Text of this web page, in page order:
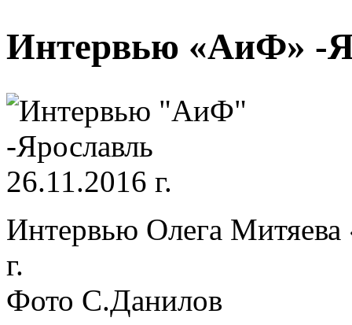
Интервью «АиФ» -
Интервью Олега
г.
Фото С.Данилов